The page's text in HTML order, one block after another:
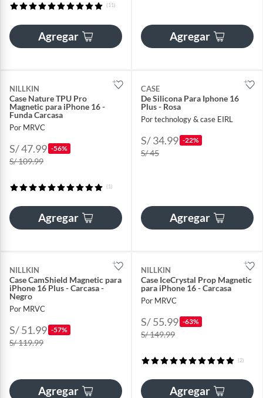
(11)
Agregar Agregar
NILLKIN
Case Nature TPU Pro
Magnetic para iPhone 16 -
Funda Carcasa
Por MRVC
S/ 47.99 -56%
S/ 109.99
(1)
Agregar
CASE
De Silicona Para Iphone 16
Plus - Rosa
Por technology & case EIRL
S/ 34.99 -22%
S/ 45
Agregar
NILLKIN
Case CamShield Magnetic para
iPhone 16 Plus - Carcasa -
Negro
Por MRVC
S/ 51.99 -57%
S/ 119.99
Agregar
NILLKIN
Case IceCrystal Prop Magnetic
para iPhone 16 - Carcasa
Por MRVC
S/ 55.99 -63%
S/ 149.99
(2)
Agregar